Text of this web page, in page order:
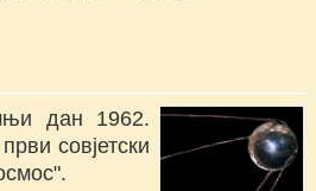
1962.
совјетски